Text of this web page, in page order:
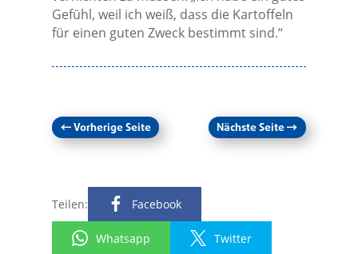
Gefühl, weil ich weiß, dass die Kartoffeln
für einen guten Zweck bestimmt sind.“
←Vorherige Seite Nächste Seite→
Teilen: Facebook
Whatsapp Twitter